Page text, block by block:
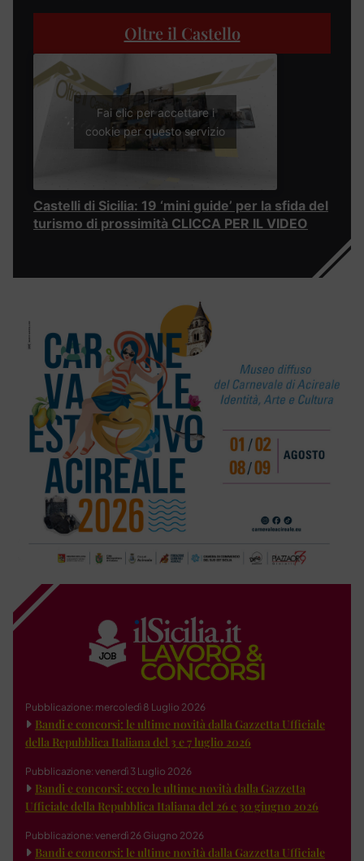
Oltre il Castello
Fai clic per accettare i
cookie per questo servizio
Castelli di Sicilia: 19 ‘mini guide’ per la sfida del
turismo di prossimità CLICCA PER IL VIDEO
Pubblicazione: mercoledì 8 Luglio 2026
Bandi e concorsi: le ultime novità dalla Gazzetta Ufficiale
della Repubblica Italiana del 3 e 7 luglio 2026
Pubblicazione: venerdì 3 Luglio 2026
Bandi e concorsi: ecco le ultime novità dalla Gazzetta
Ufficiale della Repubblica Italiana del 26 e 30 giugno 2026
Pubblicazione: venerdì 26 Giugno 2026
Bandi e concorsi: le ultime novità dalla Gazzetta Ufficiale